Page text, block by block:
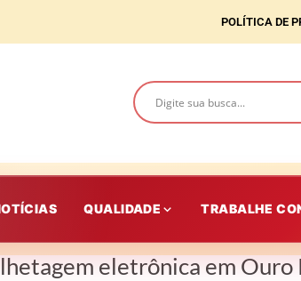
POLÍTICA DE
QUALIDADE TRABALHE
eletrônica em Ouro